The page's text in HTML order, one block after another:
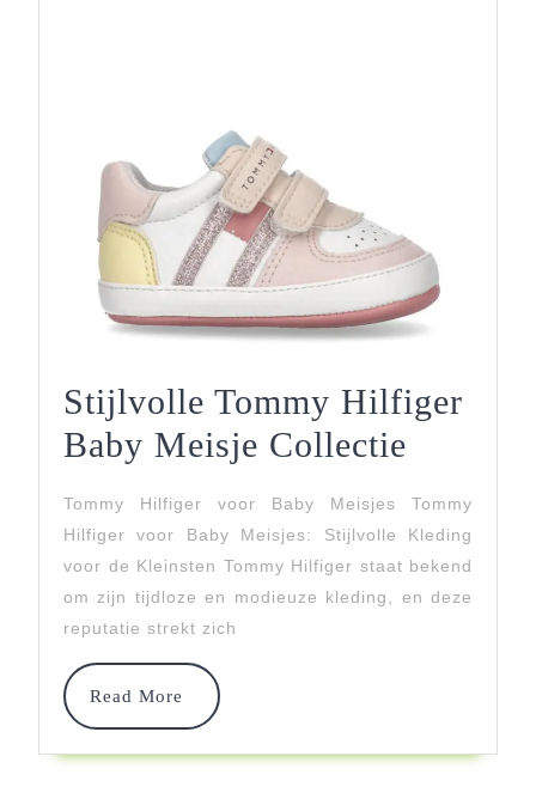
Stijlvolle Tommy Hilfiger
Baby Meisje Collectie
Hilfiger
Baby
Meisje
Tommy Hilfiger voor Baby Meisjes Tommy
Hilfiger voor Baby Meisjes: Stijlvolle Kleding
voor de Kleinsten Tommy Hilfiger staat bekend
om zijn tijdloze en modieuze kleding, en deze
reputatie strekt zich
Read More
Read
More